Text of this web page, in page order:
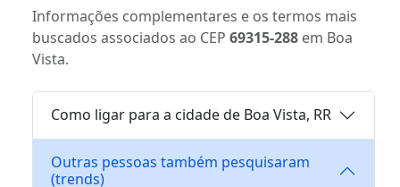
Informações complementares e os termos mais
buscados associados ao CEP 69315-288 em Boa
Vista.
Como ligar para a cidade de Boa Vista, RR
Outras pessoas também pesquisaram
(trends)